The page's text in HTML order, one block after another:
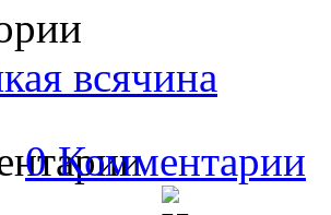
всячина
0 Комментарии